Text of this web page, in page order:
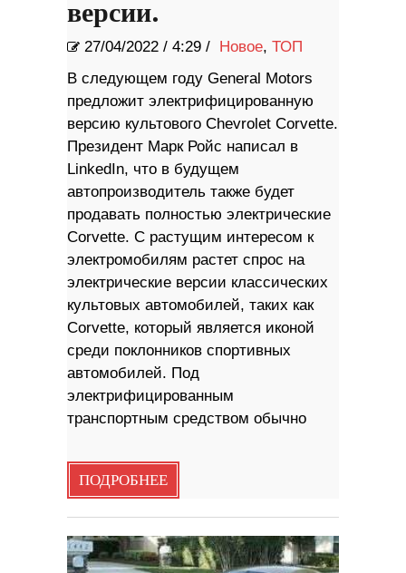
версии.
27/04/2022 / 4:29 / Новое, ТОП
В следующем году General Motors
предложит электрифицированную
версию культового Chevrolet Corvette.
Президент Марк Ройс написал в
LinkedIn, что в будущем
автопроизводитель также будет
продавать полностью электрические
Corvette. С растущим интересом к
электромобилям растет спрос на
электрические версии классических
культовых автомобилей, таких как
Corvette, который является иконой
среди поклонников спортивных
автомобилей. Под
электрифицированным
транспортным средством обычно
ПОДРОБНЕЕ